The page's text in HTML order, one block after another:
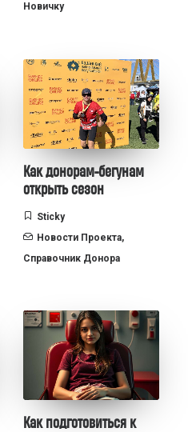
Новичку
Как донорам-бегунам
открыть сезон
Sticky
Новости Проекта,
Справочник Донора
Как подготовиться к